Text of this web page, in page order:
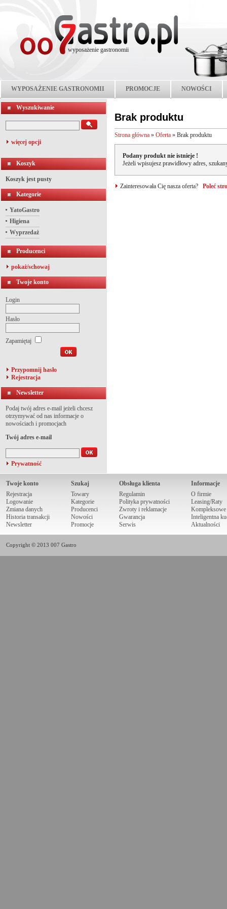
wyposażenie gastronomii
WYPOSAŻENIE GASTRONOMII PROMOCJE NOWOŚCI
Wyszukiwanie
więcej opcji
Koszyk
Koszyk jest pusty
Kategorie
YatoGastro
Higiena
Wyprzedaż
Producenci
pokaż/schowaj
Twoje konto
Login
Hasło
Zapamiętaj
Przypomnij hasło
Rejestracja
Newsletter
Podaj twój adres e-mail jeżeli chcesz
otrzymywać od nas informacje o
nowościach i promocjach
Twój adres e-mail
Prywatność
Brak produktu
Strona główna » Oferta » Brak produktu
Podany produkt nie istnieje !
Jeżeli wpisujesz prawidłowy adres,
Zainteresowała Cię nasza oferta? Poleć
Twoje konto
Rejestracja
Logowanie
Zmiana danych
Historia transakcji
Newsletter
Szukaj
Towary
Kategorie
Producenci
Nowości
Promocje
Obsługa klienta
Regulamin
Polityka prywatności
Zwroty i reklamacje
Gwarancja
Serwis
Informacje
O firmie
Leasing/Raty
Kompleksowe
Inteligentna
Aktualności
Copyright © 2013 007 Gastro